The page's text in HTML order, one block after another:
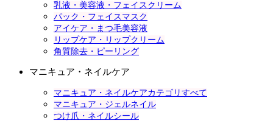
乳液・美容液・フェイスクリーム
パック・フェイスマスク
アイケア・まつ毛美容液
リップケア・リップクリーム
角質除去・ピーリング
マニキュア・ネイルケア
マニキュア・ネイルケアカテゴリすべて
マニキュア・ジェルネイル
つけ爪・ネイルシール